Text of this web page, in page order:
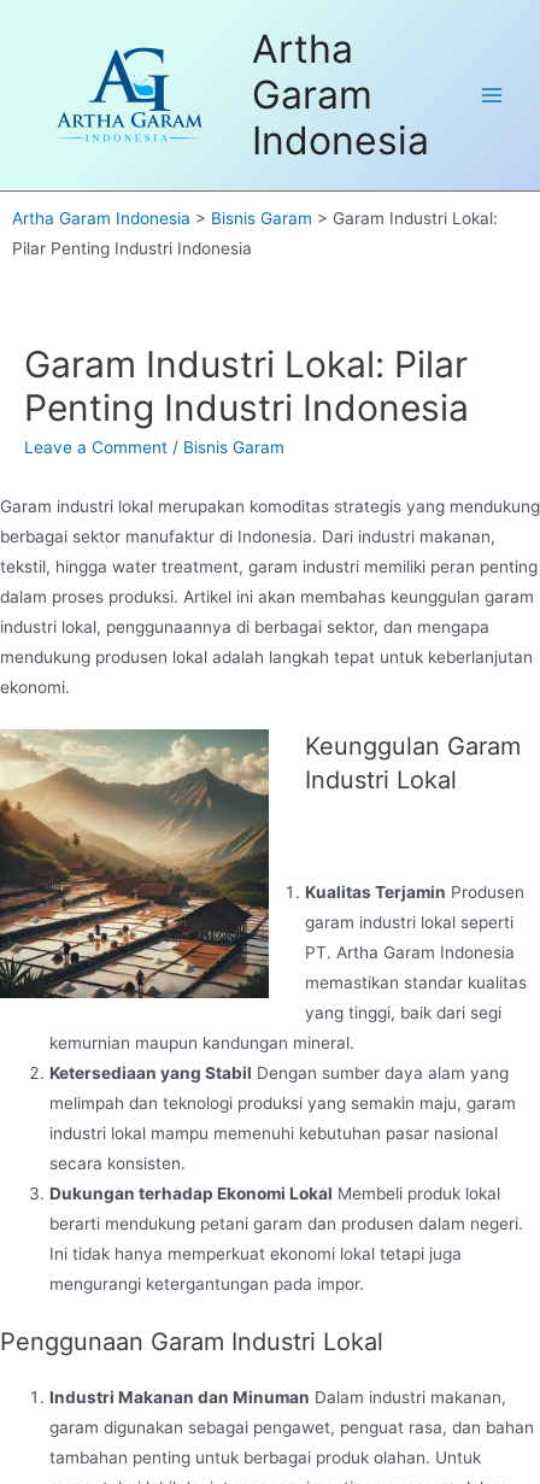
Artha
Garam
Indonesia
Artha Garam Indonesia > Bisnis Garam > Garam Industri Lokal:
Pilar Penting Industri Indonesia
Garam Industri Lokal: Pilar
Penting Industri Indonesia
Leave a Comment / Bisnis Garam
Garam industri lokal merupakan komoditas strategis yang mendukung
berbagai sektor manufaktur di Indonesia. Dari industri makanan,
tekstil, hingga water treatment, garam industri memiliki peran penting
dalam proses produksi. Artikel ini akan membahas keunggulan garam
industri lokal, penggunaannya di berbagai sektor, dan mengapa
mendukung produsen lokal adalah langkah tepat untuk keberlanjutan
ekonomi.
Keunggulan Garam
Industri Lokal
Kualitas Terjamin Produsen
garam industri lokal seperti
PT. Artha Garam Indonesia
memastikan standar kualitas
yang tinggi, baik dari segi
kemurnian maupun kandungan mineral.
Ketersediaan yang Stabil Dengan sumber daya alam yang
melimpah dan teknologi produksi yang semakin maju, garam
industri lokal mampu memenuhi kebutuhan pasar nasional
secara konsisten.
Dukungan terhadap Ekonomi Lokal Membeli produk lokal
berarti mendukung petani garam dan produsen dalam negeri.
Ini tidak hanya memperkuat ekonomi lokal tetapi juga
mengurangi ketergantungan pada impor.
Penggunaan Garam Industri Lokal
Industri Makanan dan Minuman Dalam industri makanan,
garam digunakan sebagai pengawet, penguat rasa, dan bahan
tambahan penting untuk berbagai produk olahan. Untuk
Dapatkan FREE Sample untuk
pembelian pertama. Hubungi kami